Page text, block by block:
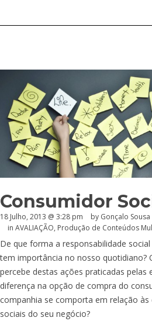
Consumidor
18 Julho, 2013 @ 3:28 pm by Gonçalo Sousa
in AVALIAÇÃO, Produção de Conteúdos
De que forma a responsabilidade
tem importância no nosso quotidiano?
percebe destas ações praticadas pelas
diferença na opção de compra do
companhia se comporta em relação
sociais do seu negócio?